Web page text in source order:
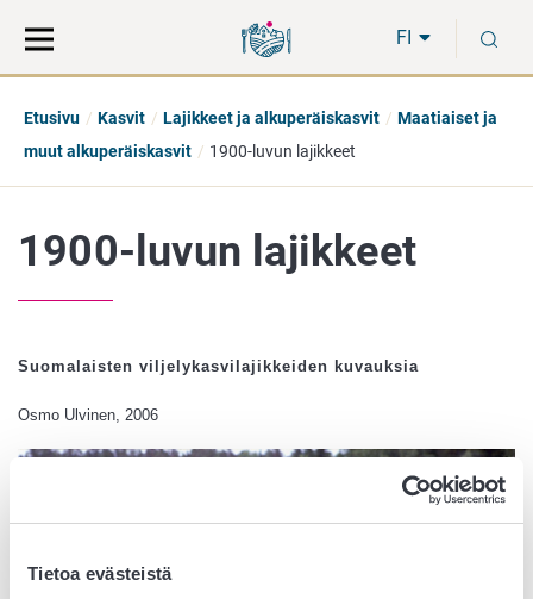
Tietoa evästeistä
suoraan
sisältöön
koko
sivuston
FI
Etusivu Kasvit Lajikkeet ja alkuperäiskasvit
Maatiaiset ja
muut alkuperäiskasvit
1900-luvun lajikkeet
1900-luvun lajikkeet
Suomalaisten viljelykasvilajikkeiden kuvauksia
Osmo Ulvinen, 2006